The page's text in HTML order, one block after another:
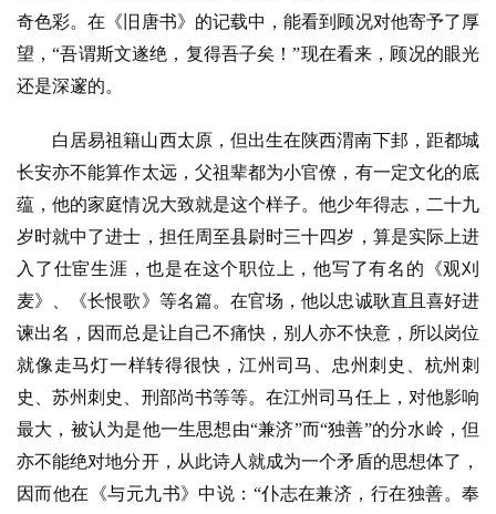
首
页
奇色彩。在《旧唐书》的记载中，能看到顾况对他寄予了厚
望，“吾谓斯文遂绝，复得吾子矣！”现在看来，顾况的眼光
还是深邃的。
白居易祖籍山西太原，但出生在陕西渭南下邽，距都城
长安亦不能算作太远，父祖辈都为小官僚，有一定文化的底
蕴，他的家庭情况大致就是这个样子。他少年得志，二十九
岁时就中了进士，担任周至县尉时三十四岁，算是实际上进
入了仕宦生涯，也是在这个职位上，他写了有名的《观刈
麦》、《长恨歌》等名篇。在官场，他以忠诚耿直且喜好进
谏出名，因而总是让自己不痛快，别人亦不快意，所以岗位
就像走马灯一样转得很快，江州司马、忠州刺史、杭州刺
史、苏州刺史、刑部尚书等等。在江州司马任上，对他影响
最大，被认为是他一生思想由“兼济”而“独善”的分水岭，但
亦不能绝对地分开，从此诗人就成为一个矛盾的思想体了，
因而他在《与元九书》中说：“仆志在兼济，行在独善。奉